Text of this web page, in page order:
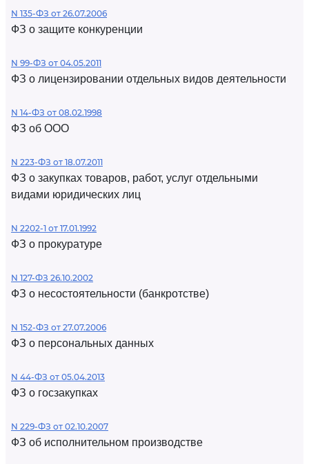
N 135-ФЗ от 26.07.2006
ФЗ о защите конкуренции
N 99-ФЗ от 04.05.2011
ФЗ о лицензировании отдельных видов деятельности
N 14-ФЗ от 08.02.1998
ФЗ об ООО
N 223-ФЗ от 18.07.2011
ФЗ о закупках товаров, работ, услуг отдельными
видами юридических лиц
N 2202-1 от 17.01.1992
ФЗ о прокуратуре
N 127-ФЗ 26.10.2002
ФЗ о несостоятельности (банкротстве)
N 152-ФЗ от 27.07.2006
ФЗ о персональных данных
N 44-ФЗ от 05.04.2013
ФЗ о госзакупках
N 229-ФЗ от 02.10.2007
ФЗ об исполнительном производстве